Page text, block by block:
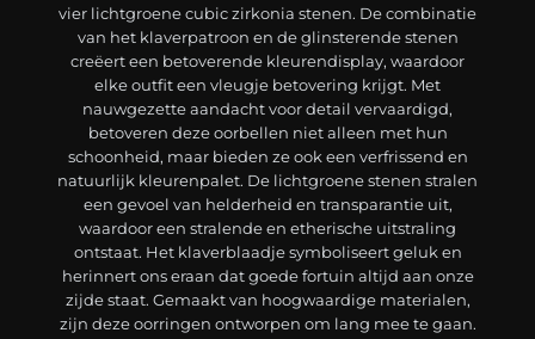
vier lichtgroene cubic zirkonia stenen. De combinatie
van het klaverpatroon en de glinsterende stenen
creëert een betoverende kleurendisplay, waardoor
elke outfit een vleugje betovering krijgt. Met
nauwgezette aandacht voor detail vervaardigd,
betoveren deze oorbellen niet alleen met hun
schoonheid, maar bieden ze ook een verfrissend en
natuurlijk kleurenpalet. De lichtgroene stenen stralen
een gevoel van helderheid en transparantie uit,
waardoor een stralende en etherische uitstraling
ontstaat. Het klaverblaadje symboliseert geluk en
herinnert ons eraan dat goede fortuin altijd aan onze
zijde staat. Gemaakt van hoogwaardige materialen,
zijn deze oorringen ontworpen om lang mee te gaan.